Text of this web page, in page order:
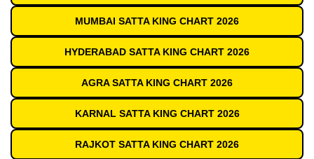
MUMBAI SATTA KING CHART 2026
HYDERABAD SATTA KING CHART 2026
AGRA SATTA KING CHART 2026
KARNAL SATTA KING CHART 2026
RAJKOT SATTA KING CHART 2026